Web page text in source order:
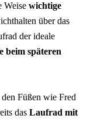
Weise wichtige
über das
der ideale
beim späteren
Füßen wie Fred
das Laufrad mit